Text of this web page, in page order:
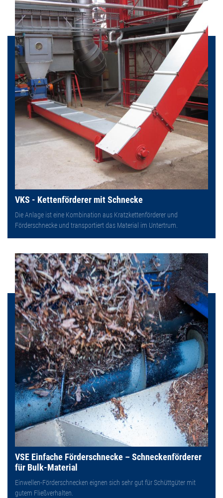
VKS - Kettenförderer mit Schnecke
Die Anlage ist eine Kombination aus Kratzkettenförderer und
Förderschnecke und transportiert das Material im Untertrum.
VSE Einfache Förderschnecke – Schneckenförderer
für Bulk-Material
Einwellen-Förderschnecken eignen sich sehr gut für Schüttgüter mit
gutem Fließverhalten.